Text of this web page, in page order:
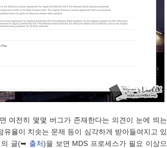
여전히 몇몇 버그가 존재한다는 의견이 눈에 띄는
율이 치솟는 문제 등이 심각하게 받아들여지고 있
의 글(➥ 출처)을 보면 MDS 프로세스가 필요 이상으